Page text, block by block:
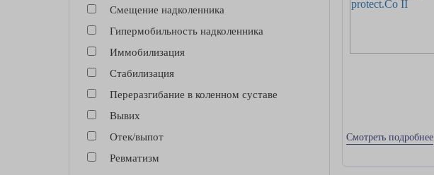
Смещение надколенника
Гипермобильность надколенника
Иммобилизация
Стабилизация
Переразгибание в коленном суставе
Вывих
Отек/выпот
Ревматизм
Смотреть подробнее